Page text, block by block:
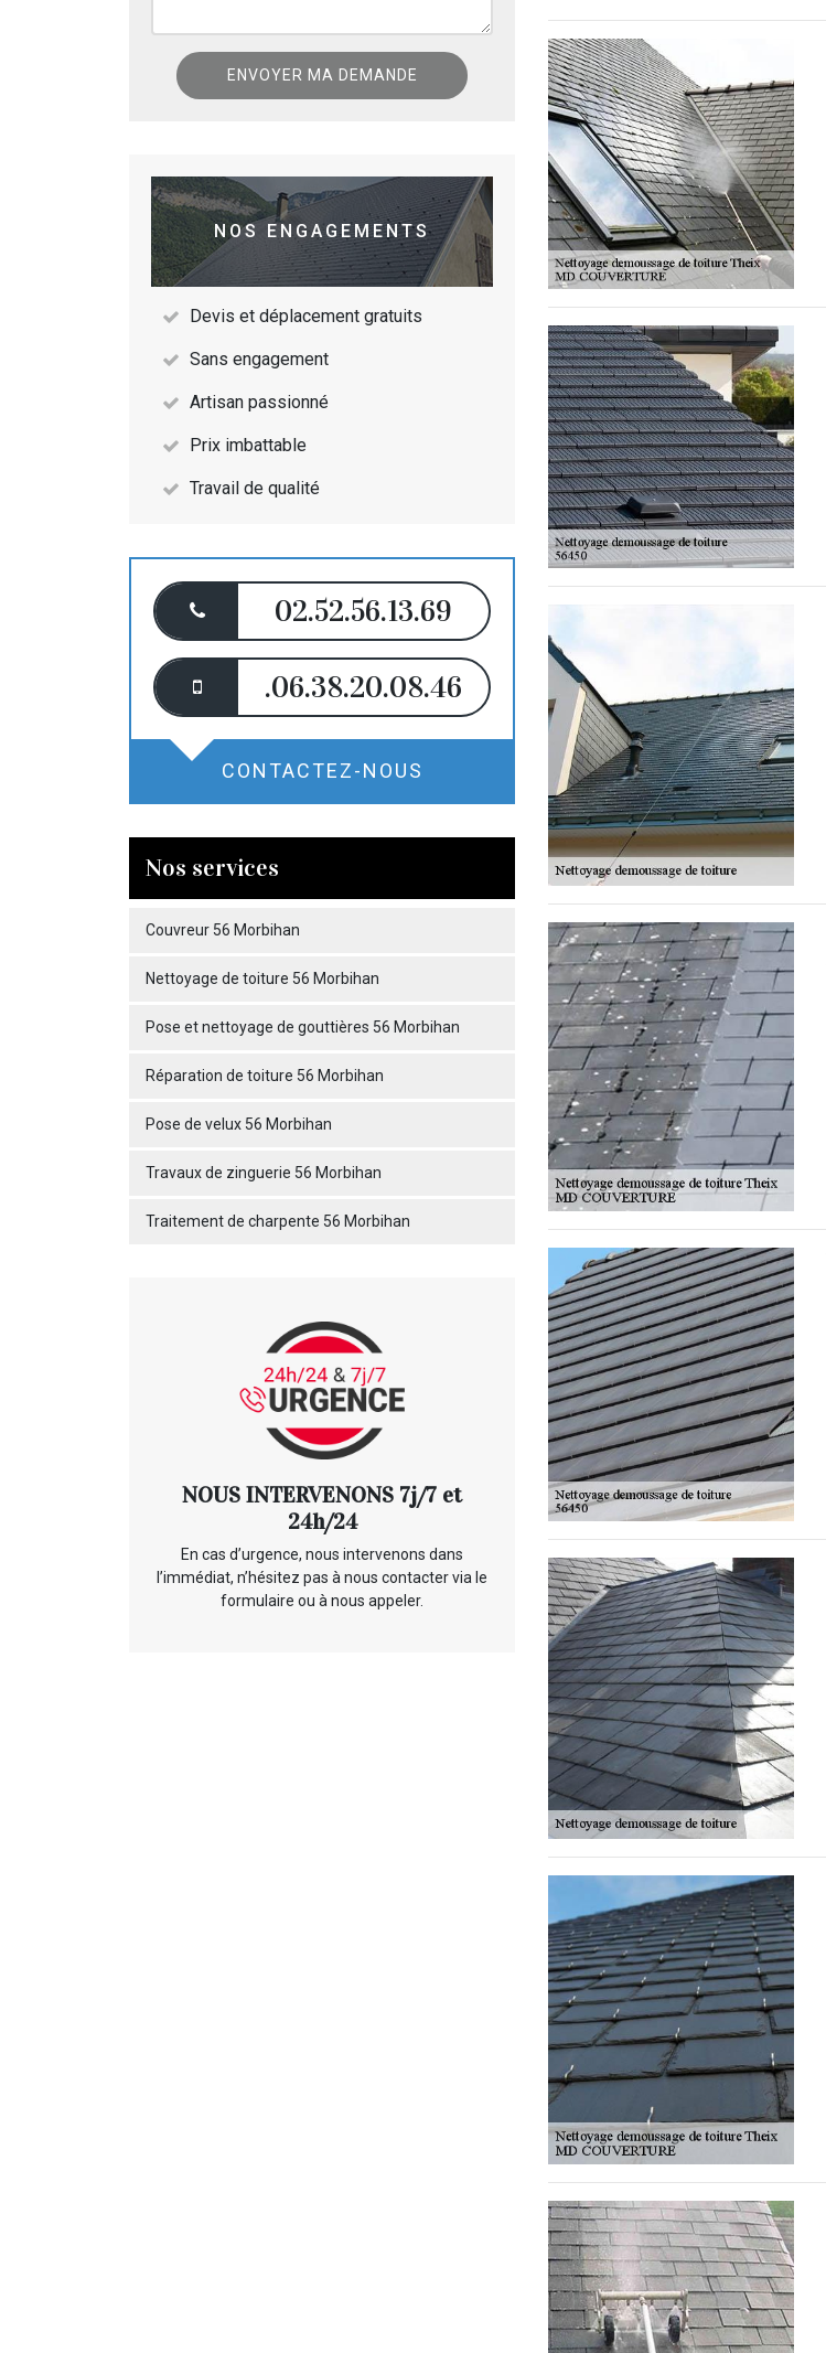
NOS ENGAGEMENTS
Devis et déplacement gratuits
Sans engagement
Artisan passionné
Prix imbattable
Travail de qualité
02.52.56.13.69
.06.38.20.08.46
CONTACTEZ-NOUS
Nos services
Couvreur 56 Morbihan
Nettoyage de toiture 56 Morbihan
Pose et nettoyage de gouttières 56 Morbihan
Réparation de toiture 56 Morbihan
Pose de velux 56 Morbihan
Travaux de zinguerie 56 Morbihan
Traitement de charpente 56 Morbihan
NOUS INTERVENONS 7j/7 et
24h/24
En cas d’urgence, nous intervenons dans
l’immédiat, n’hésitez pas à nous contacter via le
formulaire ou à nous appeler.